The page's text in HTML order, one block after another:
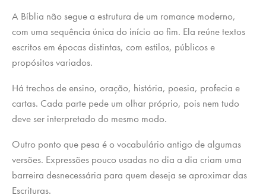
A Bíblia não segue a estrutura de um romance moderno,
com uma sequência única do início ao fim. Ela reúne textos
escritos em épocas distintas, com estilos, públicos e
propósitos variados.
Há trechos de ensino, oração, história, poesia, profecia e
cartas. Cada parte pede um olhar próprio, pois nem tudo
deve ser interpretado do mesmo modo.
Outro ponto que pesa é o vocabulário antigo de algumas
versões. Expressões pouco usadas no dia a dia criam uma
barreira desnecessária para quem deseja se aproximar das
Escrituras.